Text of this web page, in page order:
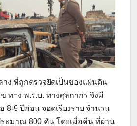
ง ที่ถูกตรวจยึดเป็นของแผ่นดิน
ข ทาง พ.ร.บ. ทางศุลกากร จึงมี
8-9 ปีก่อน จอดเรียงราย จำนวน
ะมาณ 800 คัน โดยเมื่อคืน ที่ผ่าน